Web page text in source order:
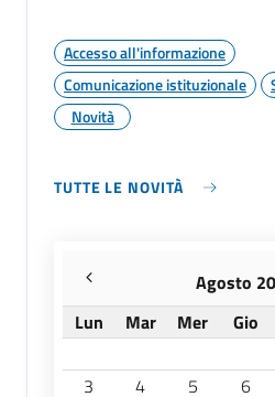
Accesso all'informazione
Comunicazione istituzionale
Novità
TUTTE LE NOVITÀ
Agosto
Lun
Mar Mer Gio
3
4 5 6